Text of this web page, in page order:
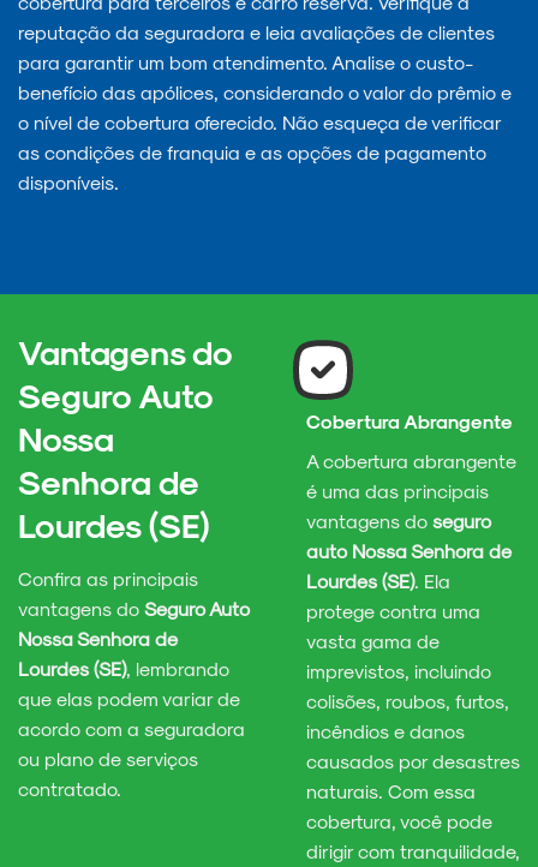
reputação da seguradora e leia avaliações de clientes
para garantir um bom atendimento. Analise o custo-
benefício das apólices, considerando o valor do prêmio e
o nível de cobertura oferecido. Não esqueça de verificar
as condições de franquia e as opções de pagamento
disponíveis.
Vantagens do
Seguro Auto
Nossa
Senhora de
Lourdes (SE)
Confira as principais
vantagens do Seguro Auto
Nossa Senhora de
Lourdes (SE), lembrando
que elas podem variar de
acordo com a seguradora
ou plano de serviços
contratado.
Cobertura Abrangente
A cobertura abrangente
é uma das principais
vantagens do seguro
auto Nossa Senhora de
Lourdes (SE). Ela
protege contra uma
vasta gama de
imprevistos, incluindo
colisões, roubos, furtos,
incêndios e danos
causados por desastres
naturais. Com essa
cobertura, você pode
dirigir com tranquilidade,